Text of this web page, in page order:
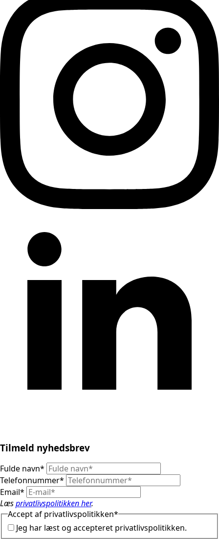
Tilmeld nyhedsbrev
Fulde navn*
Telefonnummer*
Email*
Læsprivatlivspolitikken her.
Accept af privatlivspolitikken*
Jeg har læst og accepteret privatlivspolitikken.